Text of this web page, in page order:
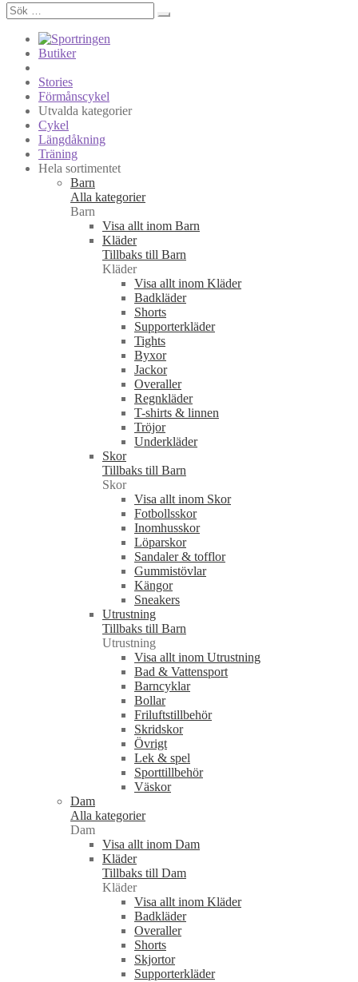
Sök
efter:
Butiker
Stories
Förmånscykel
Utvalda kategorier
Cykel
Längdåkning
Träning
Hela sortimentet
Barn
Alla kategorier
Barn
Visa allt inom Barn
Kläder
Tillbaks till Barn
Kläder
Visa allt inom Kläder
Badkläder
Shorts
Supporterkläder
Tights
Byxor
Jackor
Overaller
Regnkläder
T-shirts & linnen
Tröjor
Underkläder
Skor
Tillbaks till Barn
Skor
Visa allt inom Skor
Fotbollsskor
Inomhusskor
Löparskor
Sandaler & tofflor
Gummistövlar
Kängor
Sneakers
Utrustning
Tillbaks till Barn
Utrustning
Visa allt inom Utrustning
Bad & Vattensport
Barncyklar
Bollar
Friluftstillbehör
Skridskor
Övrigt
Lek & spel
Sporttillbehör
Väskor
Dam
Alla kategorier
Dam
Visa allt inom Dam
Kläder
Tillbaks till Dam
Kläder
Visa allt inom Kläder
Badkläder
Overaller
Shorts
Skjortor
Supporterkläder